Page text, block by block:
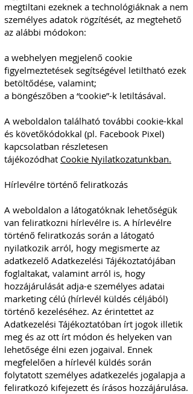
megtiltani ezeknek a technológiáknak a nem
személyes adatok rögzítését, az megtehető
az alábbi módokon:
a webhelyen megjelenő cookie
figyelmeztetések segítségével letiltható ezek
betöltődése, valamint;
a böngészőben a “cookie”-k letiltásával.
A weboldalon található további cookie-kkal
és követőkódokkal (pl. Facebook Pixel)
kapcsolatban részletesen
tájékozódhat Cookie Nyilatkozatunkban.
Hírlevélre történő feliratkozás
A weboldalon a látogatóknak lehetőségük
van feliratkozni hírlevélre is. A hírlevélre
történő feliratkozás során a látogató
nyilatkozik arról, hogy megismerte az
adatkezelő Adatkezelési Tájékoztatójában
foglaltakat, valamint arról is, hogy
hozzájárulását adja-e személyes adatai
marketing célú (hírlevél küldés céljából)
történő kezeléséhez. Az érintettet az
Adatkezelési Tájékoztatóban írt jogok illetik
meg és az ott írt módon és helyeken van
lehetősége élni ezen jogaival. Ennek
megfelelően a hírlevél küldés során
folytatott személyes adatkezelés jogalapja a
feliratkozó kifejezett és írásos hozzájárulása.